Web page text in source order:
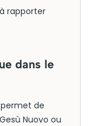
rapporter
dans le
de
Nuovo ou